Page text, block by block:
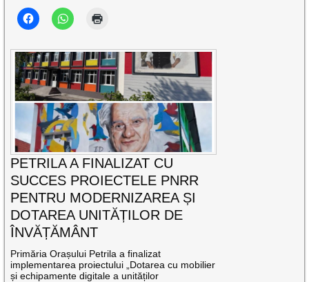
PETRILA A FINALIZAT CU
SUCCES PROIECTELE PNRR
PENTRU MODERNIZAREA ȘI
DOTAREA UNITĂȚILOR DE
ÎNVĂȚĂMÂNT
Primăria Orașului Petrila a finalizat
implementarea proiectului „Dotarea cu mobilier
și echipamente digitale a unităților